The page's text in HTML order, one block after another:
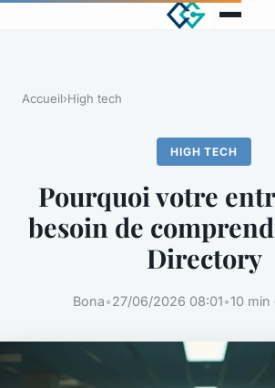
Accueil›High tech
HIGH TECH
Pourquoi votre
besoin de
Directory
Bona•27/06/2026 08:01•10 min